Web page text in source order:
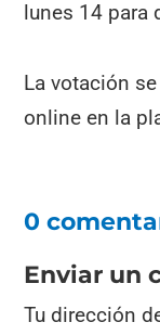
lunes 14 para
La votación
online en la
0
Enviar un
Tu dirección